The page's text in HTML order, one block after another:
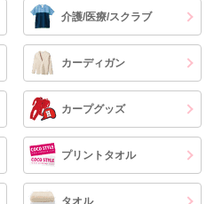
介護/医療/スクラブ
カーディガン
カープグッズ
プリントタオル
タオル